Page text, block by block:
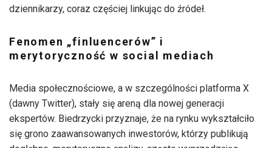
dziennikarzy, coraz częściej linkując do źródeł.
Fenomen „finluencerów” i
merytoryczność w social mediach
Media społecznościowe, a w szczególności platforma X
(dawny Twitter), stały się areną dla nowej generacji
ekspertów. Biedrzycki przyznaje, że na rynku wykształciło
się grono zaawansowanych inwestorów, którzy publikują